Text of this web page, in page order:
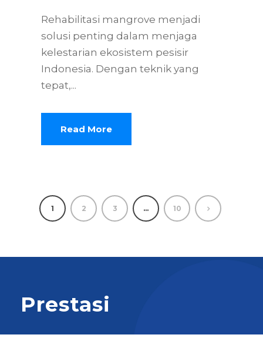
Rehabilitasi mangrove menjadi
solusi penting dalam menjaga
kelestarian ekosistem pesisir
Indonesia. Dengan teknik yang
tepat,...
Read More
1 2 3 … 10
Prestasi